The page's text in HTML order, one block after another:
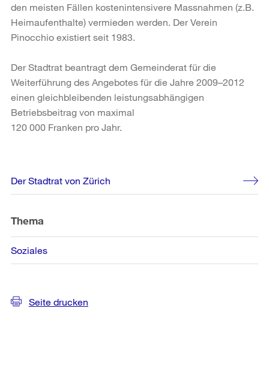
den meisten Fällen kostenintensivere Massnahmen (z.B.
Heimaufenthalte) vermieden werden. Der Verein
Pinocchio existiert seit 1983.
Der Stadtrat beantragt dem Gemeinderat für die
Weiterführung des Angebotes für die Jahre 2009–2012
einen gleichbleibenden leistungsabhängigen
Betriebsbeitrag von maximal
120 000 Franken pro Jahr.
Weitere
Informationen
Der Stadtrat von Zürich
Thema
Soziales
Seite drucken